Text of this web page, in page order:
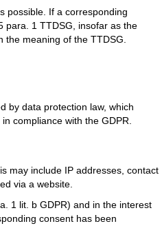
possible. If a corresponding
para. 1 TTDSG, insofar as the
the meaning of the TTDSG.
by data protection law, which
compliance with the GDPR.
may include IP addresses, contact
via a website.
1 lit. b GDPR) and in the interest
consent has been